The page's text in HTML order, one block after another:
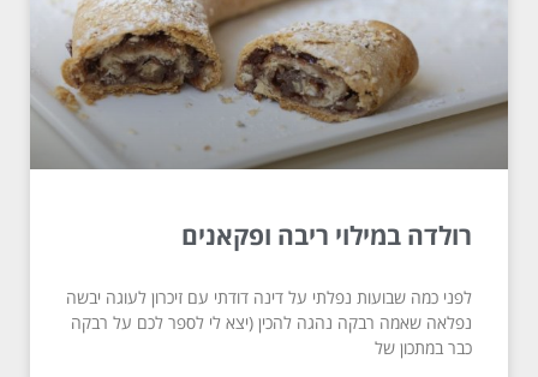
רולדה במילוי ריבה ופקאנים
לפני כמה שבועות נפלתי על דינה דודתי עם זיכרון לעוגה יבשה
נפלאה שאמה רבקה נהגה להכין (יצא לי לספר לכם על רבקה
כבר במתכון של